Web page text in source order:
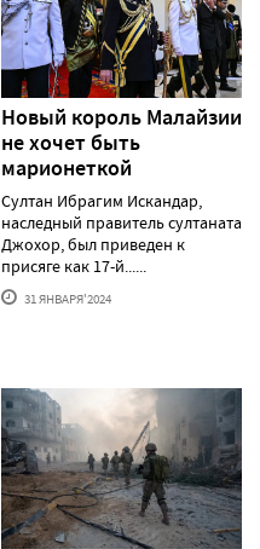
Новый король Малайзии
не хочет быть
марионеткой
Султан Ибрагим Искандар,
наследный правитель султаната
Джохор, был приведен к
присяге как 17-й......
31 ЯНВАРЯ'2024